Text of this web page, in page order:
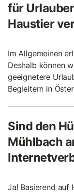
für
Haustier
Im Allgemeinen
Deshalb können
geeignetere
Begleitern in
Sind den
Mühlbach
Ja! Basierend auf